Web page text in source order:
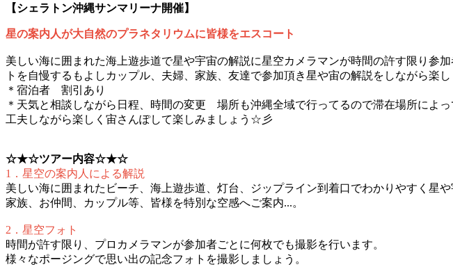
【シェラトン沖縄サンマリーナ開催】
星の案内人が大自然のプラネタリウムに皆様をエスコート
美しい海に囲まれた海上遊歩道で星や宇宙の解説に星空カメラマンが時間の許す限り参
トを自慢するもよしカップル、夫婦、家族、友達で参加頂き星や宙の解説をしながら楽
＊宿泊者 割引あり
＊天気と相談しながら日程、時間の変更 場所も沖縄全域で行ってるので滞在場所によ
工夫しながら楽しく宙さんぽして楽しみましょう☆彡
☆★☆ツアー内容☆★☆
1．星空の案内人による解説
美しい海に囲まれたビーチ、海上遊歩道、灯台、ジップライン到着口でわかりやすく星
家族、お仲間、カップル等、皆様を特別な空感へご案内...。
2．星空フォト
時間が許す限り、プロカメラマンが参加者ごとに何枚でも撮影を行います。
様々なポージングで思い出の記念フォトを撮影しましょう。